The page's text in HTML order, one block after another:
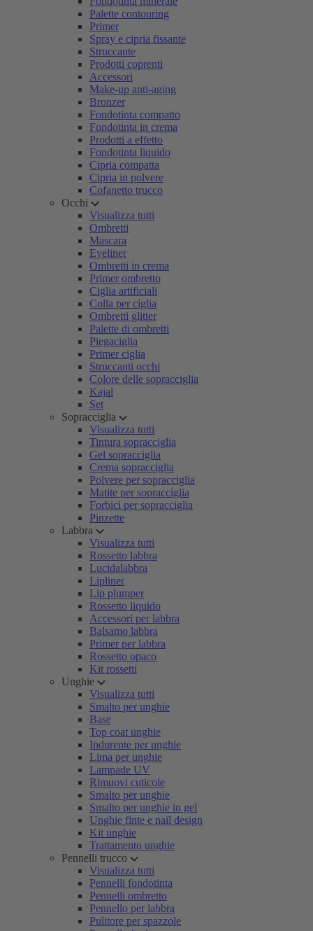
Palette contouring
Primer
Spray e cipria fissante
Struccante
Prodotti coprenti
Accessori
Make-up anti-aging
Bronzer
Fondotinta compatto
Fondotinta in crema
Prodotti a effetto
Fondotinta liquido
Cipria compatta
Cipria in polvere
Cofanetto trucco
Occhi
Visualizza tutti
Ombretti
Mascara
Eyeliner
Ombretti in crema
Primer ombretto
Ciglia artificiali
Colla per ciglia
Ombretti glitter
Palette di ombretti
Piegaciglia
Primer ciglia
Struccanti occhi
Colore delle sopracciglia
Kajal
Set
Sopracciglia
Visualizza tutti
Tintura sopracciglia
Gel sopracciglia
Crema sopracciglia
Polvere per sopracciglia
Matite per sopracciglia
Forbici per sopracciglia
Pinzette
Labbra
Visualizza tutti
Rossetto labbra
Lucidalabbra
Lipliner
Lip plumper
Rossetto liquido
Accessori per labbra
Balsamo labbra
Primer per labbra
Rossetto opaco
Kit rossetti
Unghie
Visualizza tutti
Smalto per unghie
Base
Top coat unghie
Indurente per unghie
Lima per unghie
Lampade UV
Rimuovi cuticole
Smalto per unghie
Smalto per unghie in gel
Unghie finte e nail design
Kit unghie
Trattamento unghie
Pennelli trucco
Visualizza tutti
Pennelli fondotinta
Pennelli ombretto
Pennello per labbra
Pulitore per spazzole